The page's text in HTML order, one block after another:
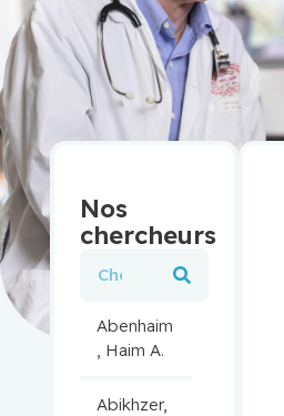
Nos
chercheurs
Abenhaim
, Haim A.
Abikhzer,